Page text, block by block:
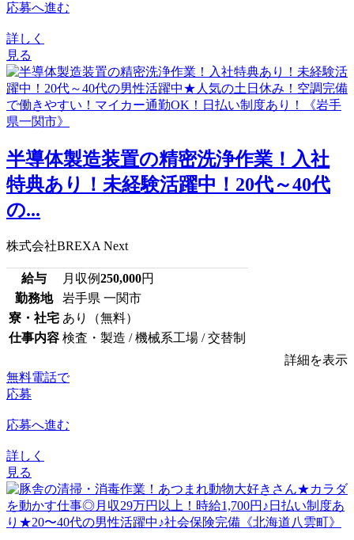
応募へ進む
詳しく
見る
半導体製造装置の精密洗浄作業！入社
特典あり！未経験活躍中！20代～40代
の...
株式会社BREXA Next
給与 月収例250,000円
勤務地
岩手県 一関市
寮・社宅 あり（無料）
仕事内容 検査・製造 / 機械系工場 / 交替制
詳細を表示
無料電話で
応募
応募へ進む
詳しく
見る